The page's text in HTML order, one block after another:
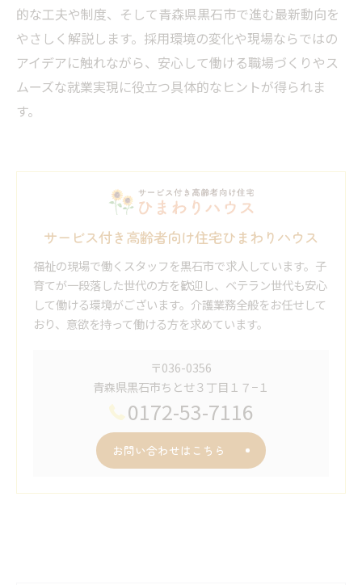
的な工夫や制度、そして青森県黒石市で進む最新動向を
やさしく解説します。採用環境の変化や現場ならではの
アイデアに触れながら、安心して働ける職場づくりやス
ムーズな就業実現に役立つ具体的なヒントが得られま
す。
サービス付き高齢者向け住宅ひまわりハウス
福祉の現場で働くスタッフを黒石市で求人しています。子
育てが一段落した世代の方を歓迎し、ベテラン世代も安心
して働ける環境がございます。介護業務全般をお任せして
おり、意欲を持って働ける方を求めています。
〒036-0356
青森県黒石市ちとせ３丁目１７−１
0172-53-7116
お問い合わせはこちら